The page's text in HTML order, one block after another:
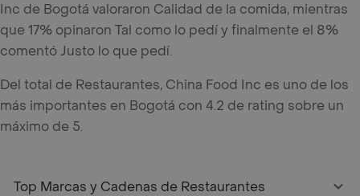
Inc de Bogotá valoraron Calidad de la comida, mientras
que 17% opinaron Tal como lo pedí y finalmente el 8%
comentó Justo lo que pedí.
Del total de Restaurantes, China Food Inc es uno de los
más importantes en Bogotá con 4.2 de rating sobre un
máximo de 5.
Top Marcas y Cadenas de Restaurantes